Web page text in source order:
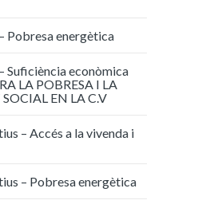
Pobresa energètica
Suficiència econòmica
LA POBRESA I LA
EN LA C.V
– Accés a la vivenda i
– Pobresa energètica